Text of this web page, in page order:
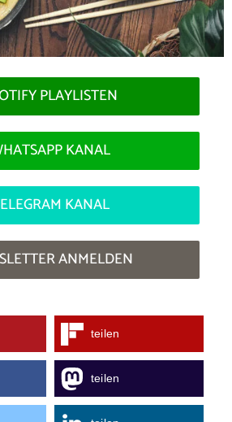
PLAYLISTEN
KANAL
KANAL
ANMELDEN
teilen
teilen